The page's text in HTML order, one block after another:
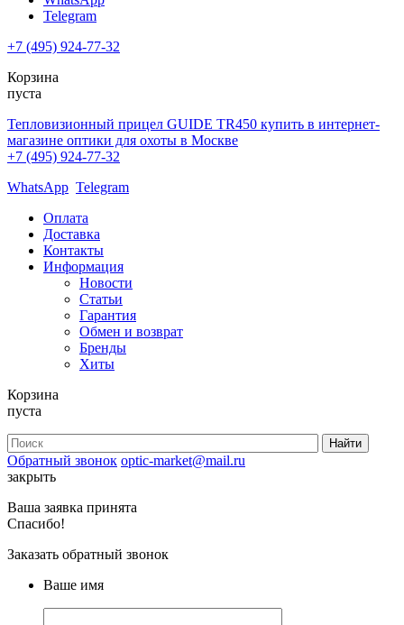
Telegram
+7 (495) 924-77-32
Корзина
пуста
Тепловизионный прицел GUIDE TR450 купить в интернет-
магазине оптики для охоты в Москве
+7 (495) 924-77-32
WhatsApp Telegram
Оплата
Доставка
Контакты
Информация
Новости
Статьи
Гарантия
Обмен и возврат
Бренды
Хиты
Корзина
пуста
Обратный звонок optic-market@mail.ru
закрыть
Ваша заявка принята
Спасибо!
Заказать обратный звонок
Ваше имя